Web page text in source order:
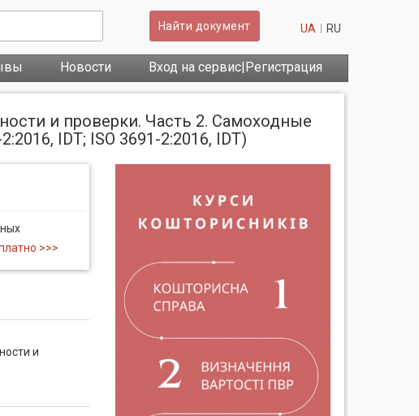
Найти документ UA RU
Новости Вход на сервис|Регистрация
и проверки. Часть 2. Самоходные
IDT; ISO 3691-2:2016, IDT)
>>>
и